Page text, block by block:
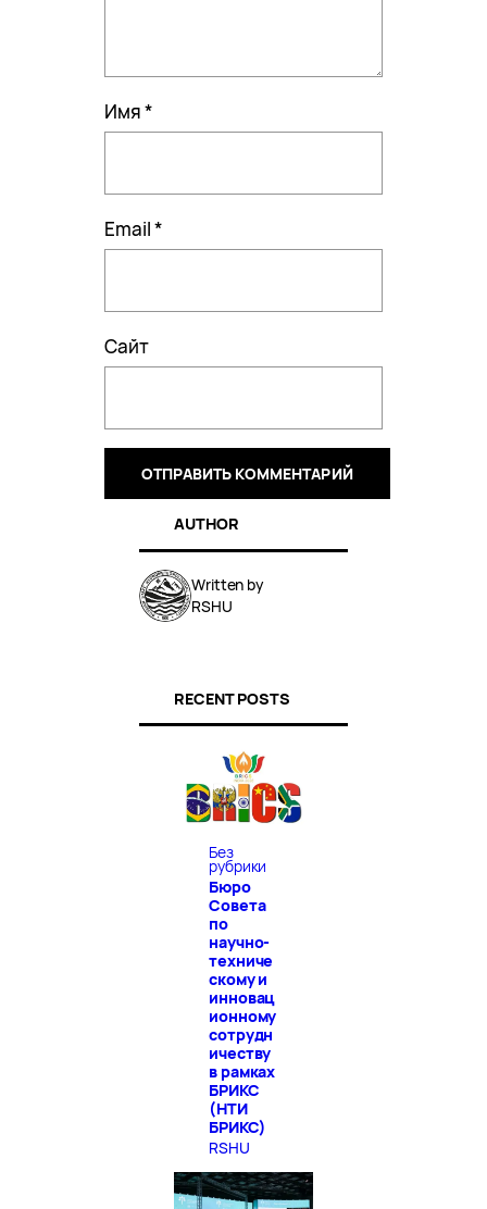
Имя*
Email*
Сайт
AUTHOR
Written by
RSHU
RECENT POSTS
Без
рубрики
Бюро
Совета
по
научно-
техниче
скому и
инновац
ионному
сотрудн
ичеству
в рамках
БРИКС
(НТИ
БРИКС)
RSHU